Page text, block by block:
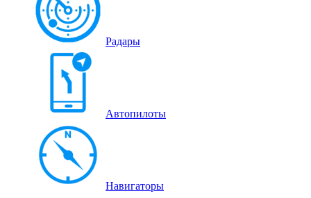
Радары
Автопилоты
Навигаторы